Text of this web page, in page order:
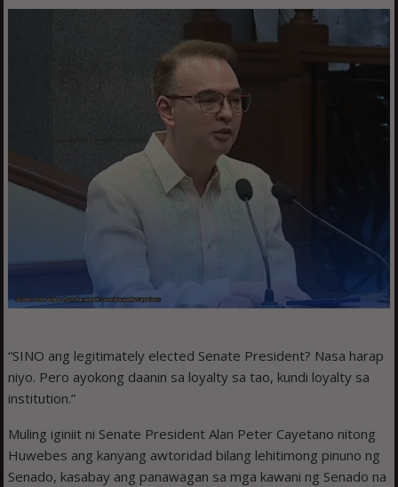
“SINO ang legitimately elected Senate President? Nasa harap
niyo. Pero ayokong daanin sa loyalty sa tao, kundi loyalty sa
institution.”
Muling iginiit ni Senate President Alan Peter Cayetano nitong
Huwebes ang kanyang awtoridad bilang lehitimong pinuno ng
Senado, kasabay ang panawagan sa mga kawani ng Senado na